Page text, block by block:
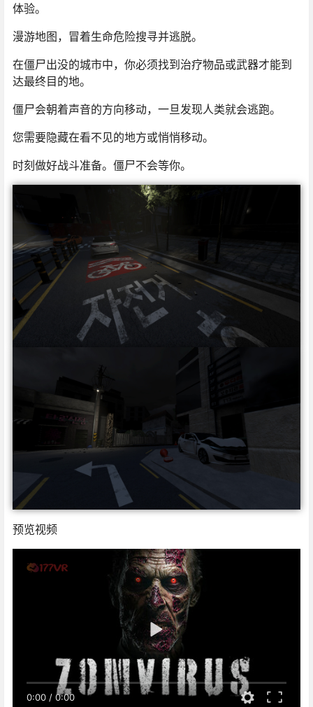
体验。
漫游地图，冒着生命危险搜寻并逃脱。
在僵尸出没的城市中，你必须找到治疗物品或武器才能到
达最终目的地。
僵尸会朝着声音的方向移动，一旦发现人类就会逃跑。
您需要隐藏在看不见的地方或悄悄移动。
时刻做好战斗准备。僵尸不会等你。
预览视频
0:00 / 0:00